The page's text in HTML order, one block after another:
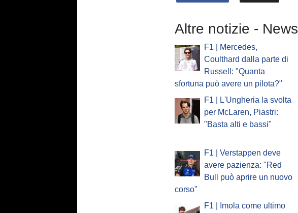
Altre notizie - News
F1 | Mercedes,
Coulthard dalla parte di
Russell: "Quanta
sfortuna può avere un pilota?"
F1 | L'Ungheria la svolta
per McLaren, Piastri:
"Basta alti e bassi"
F1 | Verstappen deve
avere pazienza: "Red
Bull può aprire un nuovo
corso"
F1 | Imola come ultimo